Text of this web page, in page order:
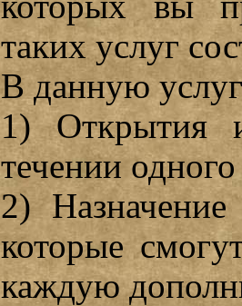
таких услуг
В данную
1) Открытия
течении
2) Назначение
которые
каждую